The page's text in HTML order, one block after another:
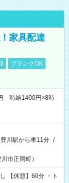
家具配達
ブランクOK
時給1400円×8時
豊川駅から車11分 /
市正岡町）